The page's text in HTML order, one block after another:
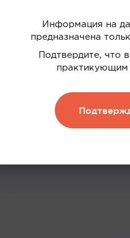
интересов
их на
Информация на
предназначена
Подтвердите, что
практикующим